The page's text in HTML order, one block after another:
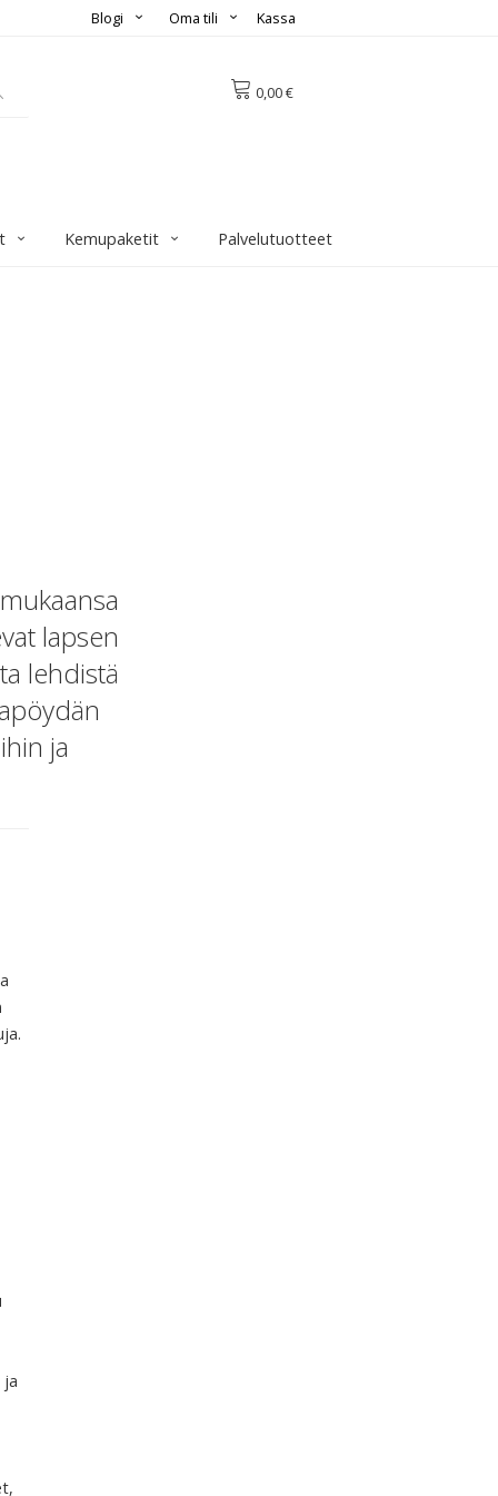
Kassa
Oma tili
Blogi
0,00 €
Kemupaketit Palvelutuotteet
lapsen
lehdistä
ja
ja